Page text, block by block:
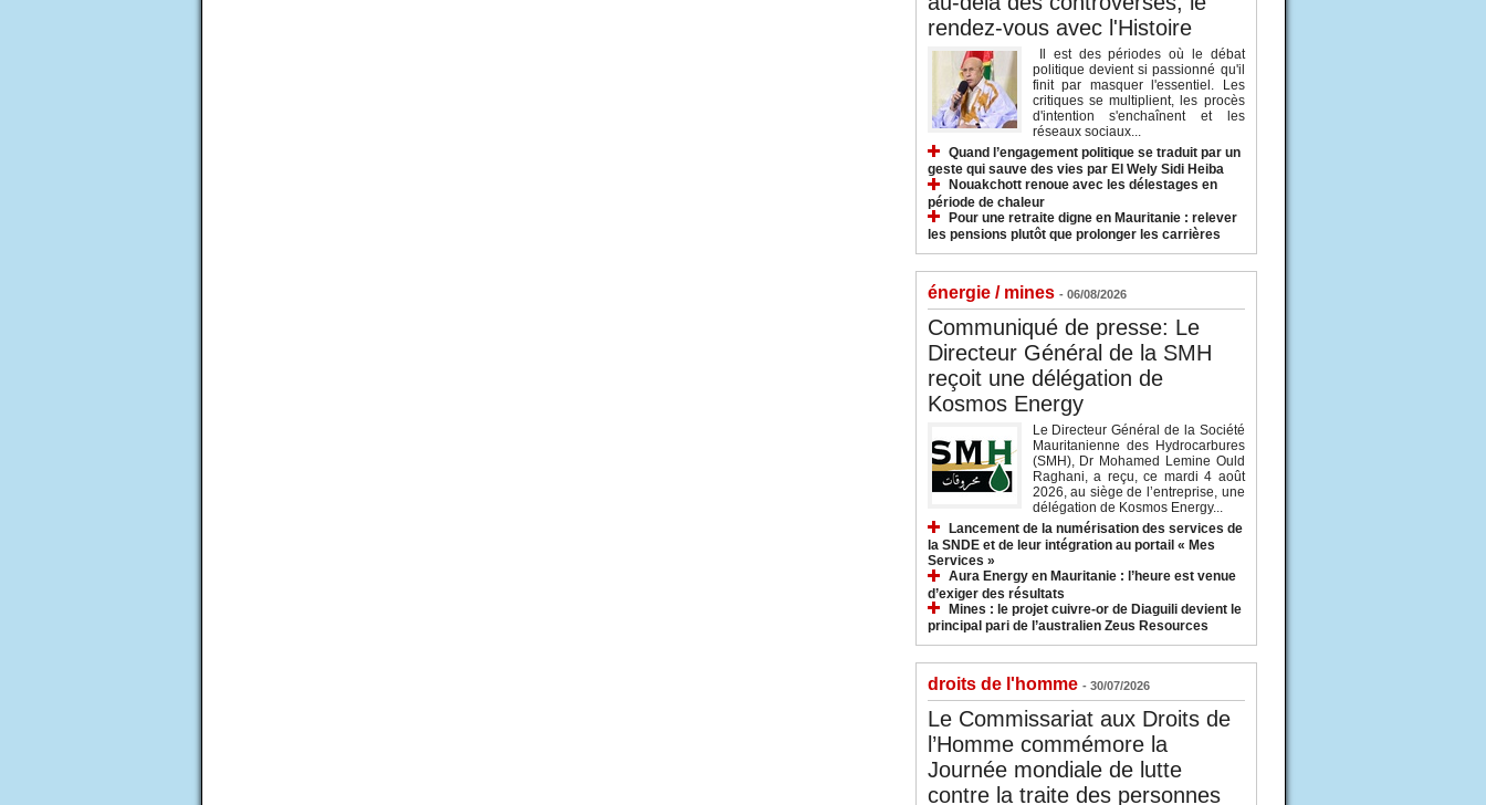
rendez-vous avec l'Histoire
Il est des périodes où le débat
politique devient si passionné qu'il
finit par masquer l'essentiel. Les
critiques se multiplient, les procès
d'intention s'enchaînent et les
réseaux sociaux...
Quand l’engagement politique se traduit par un
geste qui sauve des vies par El Wely Sidi Heiba
Nouakchott renoue avec les délestages en
période de chaleur
Pour une retraite digne en Mauritanie : relever
les pensions plutôt que prolonger les carrières
énergie / mines - 06/08/2026
Communiqué de presse: Le
Directeur Général de la SMH
reçoit une délégation de
Kosmos Energy
Le Directeur Général de la Société
Mauritanienne des Hydrocarbures
(SMH), Dr Mohamed Lemine Ould
Raghani, a reçu, ce mardi 4 août
2026, au siège de l’entreprise, une
délégation de Kosmos Energy...
Lancement de la numérisation des services de
la SNDE et de leur intégration au portail « Mes
Services »
Aura Energy en Mauritanie : l’heure est venue
d’exiger des résultats
Mines : le projet cuivre-or de Diaguili devient le
principal pari de l’australien Zeus Resources
droits de l'homme - 30/07/2026
Le Commissariat aux Droits de
l’Homme commémore la
Journée mondiale de lutte
contre la traite des personnes